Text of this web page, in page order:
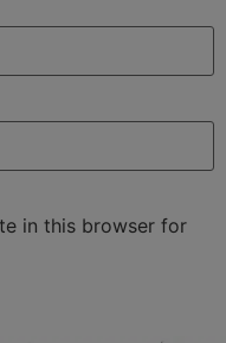
in this browser for